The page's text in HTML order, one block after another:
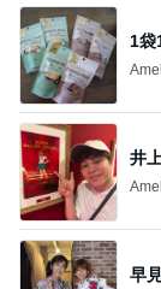
1袋
井
早